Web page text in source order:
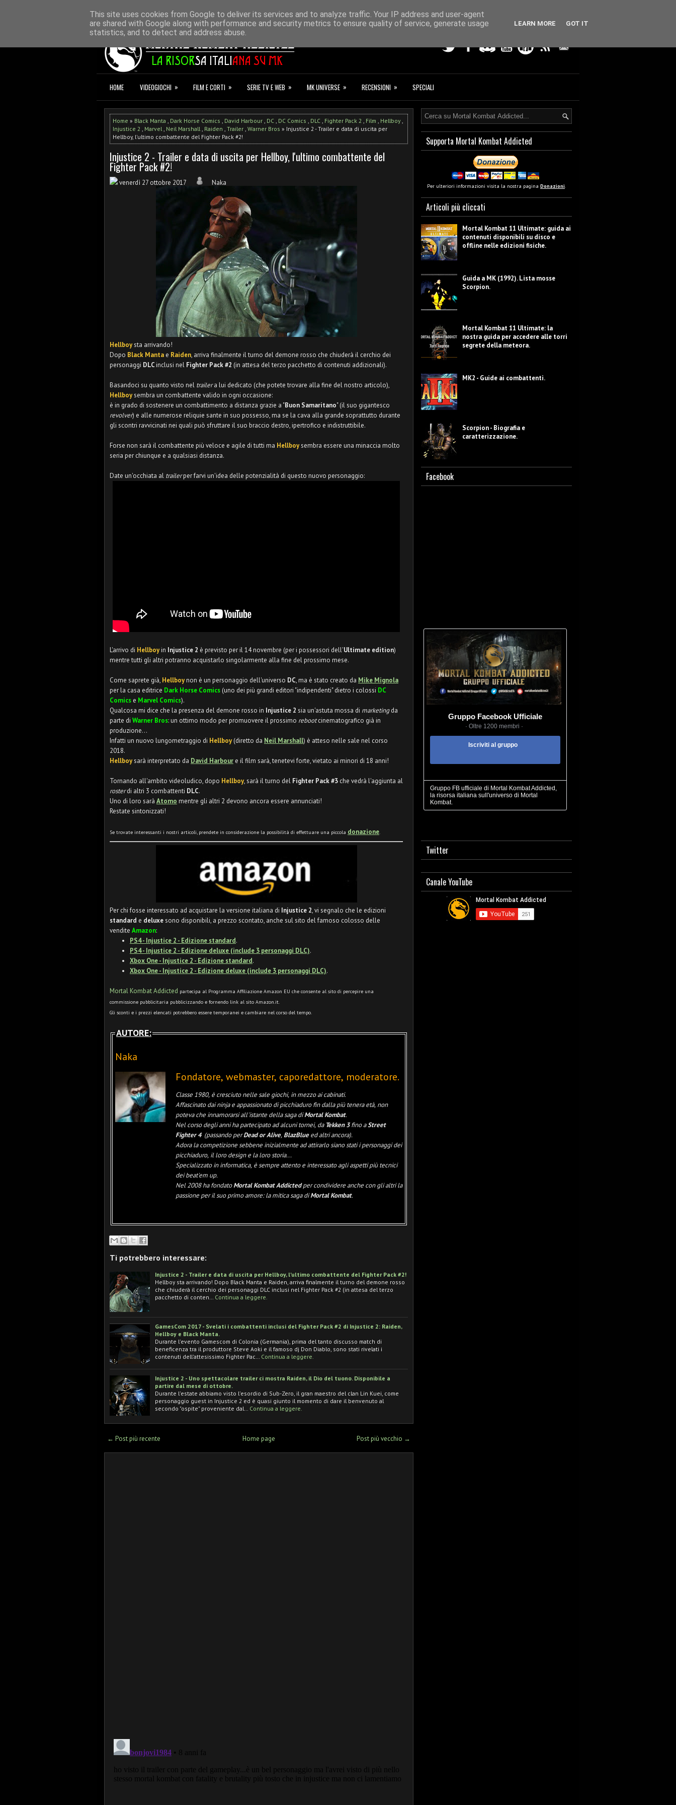
HOME REDAZIONE CONTATTI DONAZIONI F.A.Q.
HOME VIDEOGIOCHI » FILM E CORTI » SERIE TV E WEB » MK UNIVERSE » RECENSIONI » SPECIALI
Home » Black Manta , Dark Horse Comics , David Harbour , DC , DC Comics , DLC , Fighter Pack 2 , Film , Hellboy,
Injustice 2 , Marvel, Neil Marshall, Raiden , Trailer , Warner Bros » Injustice 2 - Trailer e data di uscita per
Hellboy, l'ultimo combattente del Fighter Pack #2!
Injustice 2 - Trailer e data di uscita per Hellboy, l'ultimo combattente del
Fighter Pack #2!
venerdì 27 ottobre 2017 Naka
Hellboysta arrivando!
Dopo Black Manta e Raiden, arriva finalmente il turno del demone rosso che chiuderà il cerchio dei
personaggi DLCinclusi nel Fighter Pack #2 (in attesa del terzo pacchetto di contenuti addizionali).
Basandoci su quanto visto nel trailera lui dedicato (che potete trovare alla fine del nostro articolo),
Hellboysembra un combattente valido in ogni occasione:
è in grado di sostenere un combattimento a distanza grazie a "Buon Samaritano" (il suo gigantesco
revolver) e alle numerose reliquie sante in suo possesso, ma se la cava alla grande soprattutto durante
gli scontri ravvicinati nei quali può sfruttare il suo braccio destro, ipertrofico e indistruttibile.
Forse non sarà il combattente più veloce e agile di tutti ma Hellboysembra essere una minaccia molto
seria per chiunque e a qualsiasi distanza.
Date un'occhiata al trailerper farvi un'idea delle potenzialità di questo nuovo personaggio:
L'arrivo di Hellboyin Injustice 2 è previsto per il 14 novembre (per i possessori dell'Ultimate edition)
mentre tutti gli altri potranno acquistarlo singolarmente alla fine del prossimo mese.
Come saprete già, Hellboynon è un personaggio dell'universo DC, ma è stato creato da Mike Mignola
per la casa editrice Dark Horse Comics (uno dei più grandi editori "indipendenti" dietro i colossi DC
Comics e Marvel Comics).
Qualcosa mi dice che la presenza del demone rosso in Injustice 2 sia un'astuta mossa di marketingda
parte di Warner Bros: un ottimo modo per promuovere il prossimo rebootcinematografico già in
produzione...
Infatti un nuovo lungometraggio di Hellboy(diretto da Neil Marshall) è atteso nelle sale nel corso
2018.
Hellboysarà interpretato da David Harbour e il film sarà, tenetevi forte, vietato ai minori di 18 anni!
Tornando all'ambito videoludico, dopo Hellboy, sarà il turno del Fighter Pack #3 che vedrà l'aggiunta al
rosterdi altri 3 combattenti DLC.
Uno di loro sarà Atomo mentre gli altri 2 devono ancora essere annunciati!
Restate sintonizzati!
Se trovate interessanti i nostri articoli, prendete in considerazione la possibilità di effettuare una piccola donazione.
Per chi fosse interessato ad acquistare la versione italiana di Injustice 2, vi segnalo che le edizioni
standard e deluxesono disponibili, a prezzo scontato, anche sul sito del famoso colosso delle
vendite Amazon:
PS4 - Injustice 2 - Edizione standard.
PS4 - Injustice 2 - Edizione deluxe (include 3 personaggi DLC).
Xbox One - Injustice 2 - Edizione standard.
Xbox One - Injustice 2 - Edizione deluxe (include 3 personaggi DLC).
Mortal Kombat Addicted partecipa al Programma Affiliazione Amazon EU che consente al sito di percepire una
commissione pubblicitaria pubblicizzando e fornendo link al sito Amazon.it.
Gli sconti e i prezzi elencati potrebbero essere temporanei e cambiare nel corso del tempo.
AUTORE:
Naka
Fondatore, webmaster, caporedattore, moderatore.
Classe 1980, è cresciuto nelle sale giochi, in mezzo ai cabinati.
Affascinato dai ninja e appassionato di picchiaduro fin dalla più tenera età, non
poteva che innamorarsi all'istante della saga diMortal Kombat.
Nel corso degli anni ha partecipato ad alcuni tornei, da Tekken 3fino aStreet
Fighter 4(passando perDead or Alive, BlazBlueed altri ancora).
Adora la competizione sebbene inizialmente ad attirarlo siano stati i personaggi dei
picchiaduro, il loro design e la loro storia...
Specializzato in informatica, è sempre attento e interessato agli aspetti più tecnici
dei beat'em up.
Nel 2008 ha fondatoMortal Kombat Addictedper condividere anche con gli altri la
passione per il suo primo amore: la mitica saga diMortal Kombat.
Ti potrebbero interessare:
Injustice 2 - Trailer e data di uscita per Hellboy, l'ultimo combattente del Fighter Pack #2!
Hellboy sta arrivando! Dopo Black Manta e Raiden, arriva finalmente il turno del demone rosso
che chiuderà il cerchio dei personaggi DLC inclusi nel Fighter Pack #2 (in attesa del terzo
pacchetto di conten…
Continua a leggere.
GamesCom 2017 - Svelati i combattenti inclusi del Fighter Pack #2 di Injustice 2: Raiden,
Hellboy e Black Manta.
Durante l'evento Gamescom di Colonia (Germania), prima del tanto discusso match di
beneficenza tra il produttore Steve Aoki e il famoso dj Don Diablo, sono stati rivelati i
contenuti dell'attesissimo Fighter Pac…
Continua a leggere.
Injustice 2 - Uno spettacolare trailer ci mostra Raiden, il Dio del tuono. Disponibile a
partire dal mese di ottobre.
Durante l'estate abbiamo visto l'esordio di Sub-Zero, il gran maestro del clan Lin Kuei, come
personaggio guest in Injustice 2 ed è quasi giunto il momento di dare il benvenuto al
secondo "ospite" proveniente dal…
Continua a leggere.
← Post più recente Post più vecchio →
Home page
Supporta Mortal Kombat Addicted
Per ulteriori informazioni visita la nostra pagina Donazioni.
Articoli più cliccati
Mortal Kombat 11 Ultimate: guida ai
contenuti disponibili su disco e
offline nelle edizioni fisiche.
Guida a MK (1992). Lista mosse
Scorpion.
Mortal Kombat 11 Ultimate: la
nostra guida per accedere alle torri
segrete della meteora.
MK2 - Guide ai combattenti.
Scorpion - Biografia e
caratterizzazione.
Facebook
Gruppo Facebook Ufficiale
· Oltre 1200 membri ·
Iscriviti al gruppo
Gruppo FB ufficiale di Mortal Kombat Addicted,
la risorsa italiana sull'universo di Mortal
Kombat.
Twitter
Canale YouTube
This site uses cookies from Google to deliver its services and to analyze traffic. Your IP address and user-agent
are shared with Google along with performance and security metrics to ensure quality of service, generate usage
statistics, and to detect and address abuse.
LEARN MORE GOT IT